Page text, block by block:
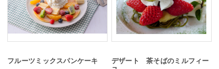
フルーツミックスパンケーキ
デザート 茶そばのミルフィー